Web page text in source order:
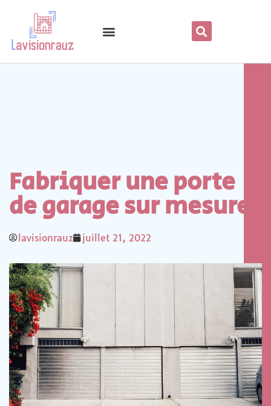
Fabriquer une porte
de garage sur mesure
lavisionrauz juillet 21, 2022